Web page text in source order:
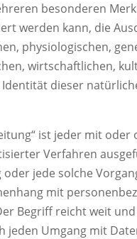
besonderen
werden kann, die
physiologischen,
wirtschaftlichen,
Identität dieser
ist jeder mit oder
Verfahren
oder jede solche
mit
Begriff reicht weit
jeden Umgang mit